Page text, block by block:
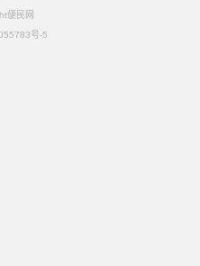
便民网
号-5